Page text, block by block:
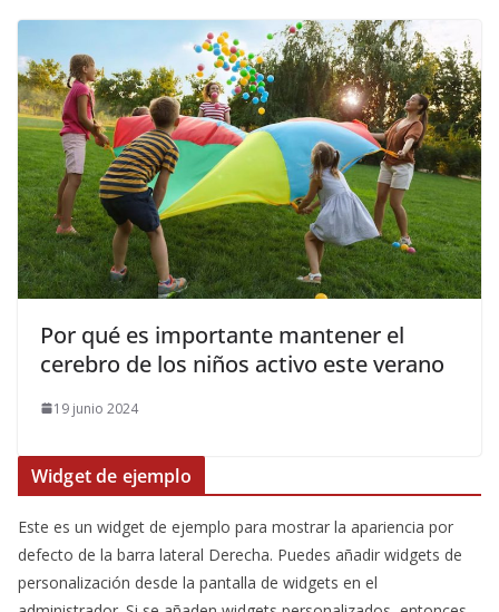
​Por qué es importante mantener el
cerebro de los niños activo este verano
19 junio 2024
Widget de ejemplo
Este es un widget de ejemplo para mostrar la apariencia por
defecto de la barra lateral Derecha. Puedes añadir widgets de
personalización desde la pantalla de widgets en el